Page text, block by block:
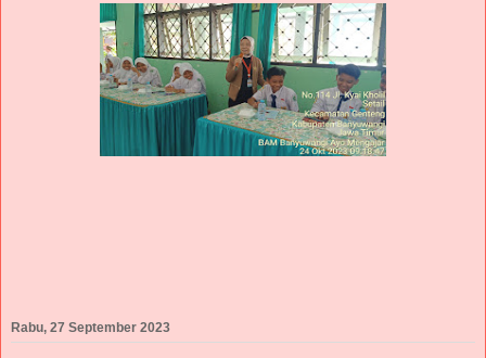
Rabu, 27 September 2023